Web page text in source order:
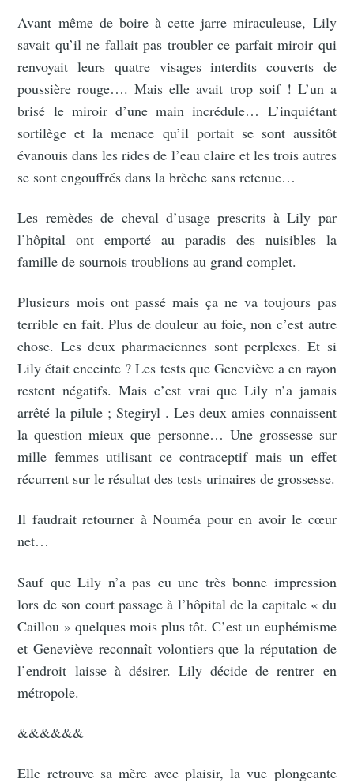
Avant même de boire à cette jarre miraculeuse, Lily
savait qu’il ne fallait pas troubler ce parfait miroir qui
renvoyait leurs quatre visages interdits couverts de
poussière rouge…. Mais elle avait trop soif ! L’un a
brisé le miroir d’une main incrédule… L’inquiétant
sortilège et la menace qu’il portait se sont aussitôt
évanouis dans les rides de l’eau claire et les trois autres
se sont engouffrés dans la brèche sans retenue…
Les remèdes de cheval d’usage prescrits à Lily par
l’hôpital ont emporté au paradis des nuisibles la
famille de sournois troublions au grand complet.
Plusieurs mois ont passé mais ça ne va toujours pas
terrible en fait. Plus de douleur au foie, non c’est autre
chose. Les deux pharmaciennes sont perplexes. Et si
Lily était enceinte ? Les tests que Geneviève a en rayon
restent négatifs. Mais c’est vrai que Lily n’a jamais
arrêté la pilule ; Stegiryl . Les deux amies connaissent
la question mieux que personne… Une grossesse sur
mille femmes utilisant ce contraceptif mais un effet
récurrent sur le résultat des tests urinaires de grossesse.
Il faudrait retourner à Nouméa pour en avoir le cœur
net…
Sauf que Lily n’a pas eu une très bonne impression
lors de son court passage à l’hôpital de la capitale « du
Caillou » quelques mois plus tôt. C’est un euphémisme
et Geneviève reconnaît volontiers que la réputation de
l’endroit laisse à désirer. Lily décide de rentrer en
métropole.
&&&&&&
Elle retrouve sa mère avec plaisir, la vue plongeante